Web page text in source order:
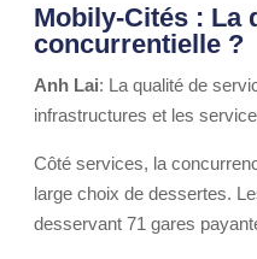
Mobily-Cités : La
concurrentielle ?
Anh Lai: La qualité de
infrastructures et les
Côté services, la
large choix de dessertes.
desservant 71 gares